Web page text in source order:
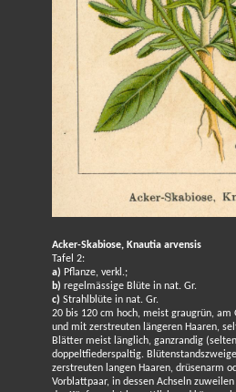
Acker-Skabiose, Knautia arvensis
Tafel 2:
a) Pflanze, verkl.;
b) regelmässige Blüte in nat. Gr.
c) Strahlblüte in nat. Gr.
20 bis 120 cm hoch, meist graugrün,
und mit zerstreuten längeren Haaren,
Blätter meist länglich, ganzrandig
doppeltfiederspaltig.
zerstreuten langen Haaren, drüsenarm
Vorblattpaar, in dessen Achseln